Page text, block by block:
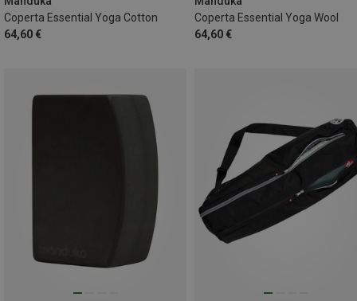
Coperta Essential Yoga Cotton
64,60 €
Coperta Essential Yoga Wool
64,60 €